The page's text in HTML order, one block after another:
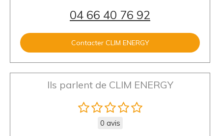
04 66 40 76 92
Contacter CLIM ENERGY
Ils parlent de CLIM ENERGY
0 avis